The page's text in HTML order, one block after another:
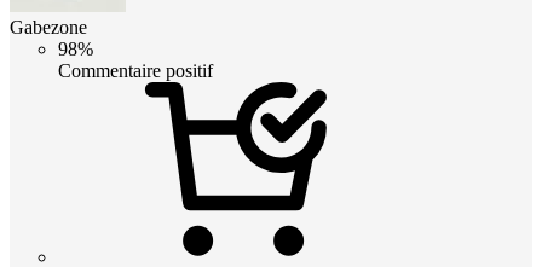
Gabezone
98%
Commentaire positif